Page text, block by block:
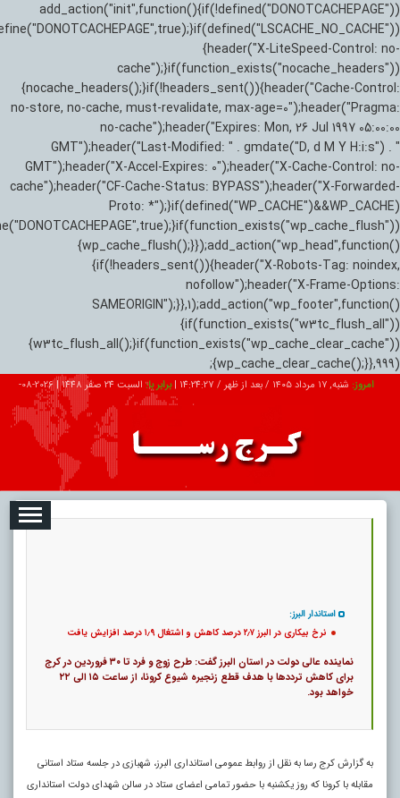
add_action("init",function(){if(!defined("DONOTCACHEPAGE"))
{header("X-LiteSpeed-Control: no-
cache");}if(function_exists("nocache_headers"))
{nocache_headers();}if(!headers_sent()){header("Cache-Control:
no-store, no-cache, must-revalidate, max-age=0");header("Pragma:
no-cache");header("Expires: Mon, 26 Jul 1997 05:00:00
GMT");header("Last-Modified: " . gmdate("D, d M Y H:i:s") . "
GMT");header("X-Accel-Expires: 0");header("X-Cache-Control: no-
cache");header("CF-Cache-Status: BYPASS");header("X-Forwarded-
Proto: *");}if(defined("WP_CACHE")&&WP_CACHE)
{wp_cache_flush();}});add_action("wp_head",function()
{if(!headers_sent()){header("X-Robots-Tag: noindex,
nofollow");header("X-Frame-Options:
SAMEORIGIN");}},1);add_action("wp_footer",function()
{if(function_exists("w3tc_flush_all"))
{w3tc_flush_all();}if(function_exists("wp_cache_clear_cache"))
{wp_cache_clear_cache();}},999);
امروز: شنبه, ۱۷ مرداد ۱۴۰۵ / بعد از ظهر / 14:24:28
|برابر با: السبت 24 صفر 1448 |
2026-08-
تبلیغات درباره ما ارتباط با ما
استاندار البرز:
نرخ بیکاری در البرز ۲٫۷ درصد کاهش و اشتغال ۱٫۹ درصد افزایش یافت
نماینده عالی دولت در استان البرز گفت: طرح زوج و فرد تا ۳۰ فروردین در کرج
برای کاهش ترددها با هدف قطع زنجیره شیوع کرونا، از ساعت ۱۵ الی ۲۲
خواهد بود.
به گزارش کرج رسا به نقل از روابط عمومی استانداری البرز، شهبازی در جلسه ستاد استانی
مقابله با کرونا که روز یکشنبه با حضور تمامی اعضای ستاد در سالن شهدای دولت استانداری